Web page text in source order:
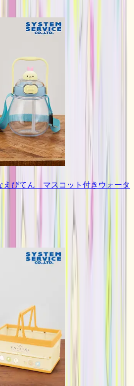
びてん マスコット付きウォータ